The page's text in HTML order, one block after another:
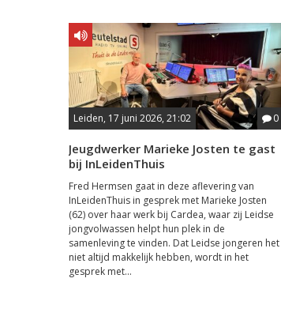
Leiden, 17 juni 2026, 21:02 0
Jeugdwerker Marieke Josten te gast
bij InLeidenThuis
Fred Hermsen gaat in deze aflevering van
InLeidenThuis in gesprek met Marieke Josten
(62) over haar werk bij Cardea, waar zij Leidse
jongvolwassen helpt hun plek in de
samenleving te vinden. Dat Leidse jongeren het
niet altijd makkelijk hebben, wordt in het
gesprek met...